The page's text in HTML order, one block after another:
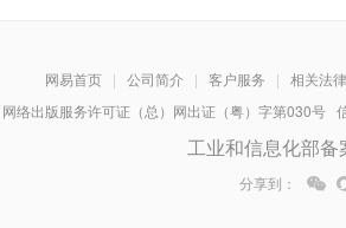
网易首页 | 公司简介 | 客户服务 | 相关法律
网络出版服务许可证（总）网出证（粤）字第030号
工业和信息化部
分享到：